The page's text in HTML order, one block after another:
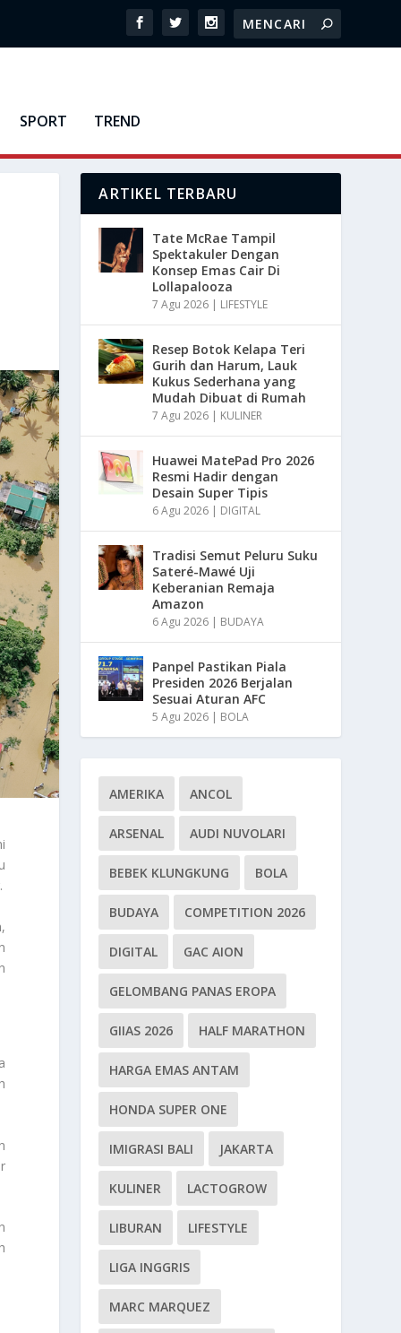
SPORT TREND
ARTIKEL TERBARU
Tate McRae Tampil
Spektakuler Dengan
Konsep Emas Cair Di
Lollapalooza
7 Agu 2026 | LIFESTYLE
Resep Botok Kelapa Teri
Gurih dan Harum, Lauk
Kukus Sederhana yang
Mudah Dibuat di Rumah
7 Agu 2026 | KULINER
Huawei MatePad Pro 2026
Resmi Hadir dengan
Desain Super Tipis
6 Agu 2026 | DIGITAL
Tradisi Semut Peluru Suku
Sateré-Mawé Uji
Keberanian Remaja
Amazon
6 Agu 2026 | BUDAYA
Panpel Pastikan Piala
Presiden 2026 Berjalan
Sesuai Aturan AFC
5 Agu 2026 | BOLA
AMERIKA ANCOL
ARSENAL AUDI NUVOLARI
BEBEK KLUNGKUNG BOLA
BUDAYA COMPETITION 2026
DIGITAL GAC AION
GELOMBANG PANAS EROPA
GIIAS 2026 HALF MARATHON
HARGA EMAS ANTAM
HONDA SUPER ONE
IMIGRASI BALI JAKARTA
KULINER LACTOGROW
LIBURAN LIFESTYLE
LIGA INGGRIS
MARC MARQUEZ